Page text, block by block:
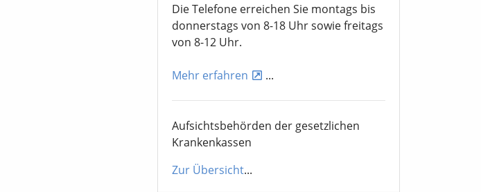
Die Telefone erreichen Sie montags bis
donnerstags von 8-18 Uhr sowie freitags
von 8-12 Uhr.
Mehr erfahren ...
Aufsichtsbehörden der gesetzlichen
Krankenkassen
Zur Übersicht...